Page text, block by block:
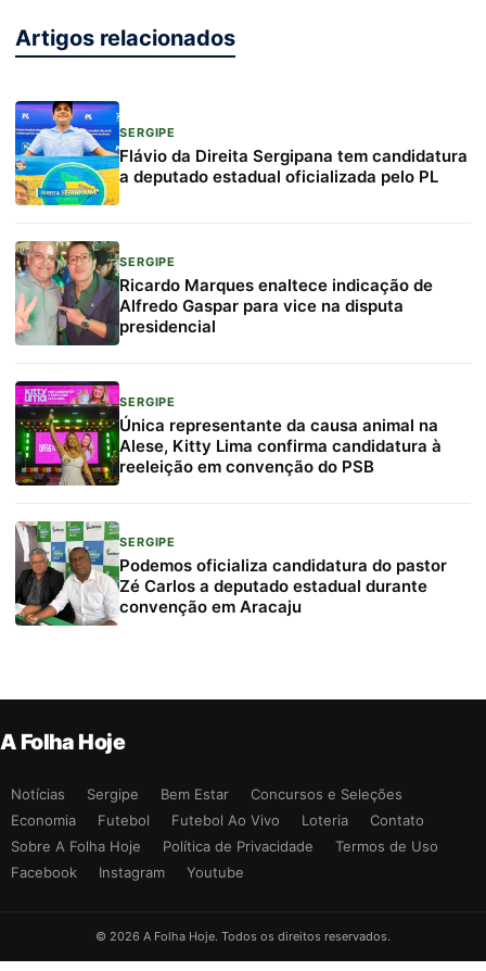
Artigos relacionados
SERGIPE
Flávio da Direita Sergipana tem candidatura
a deputado estadual oficializada pelo PL
SERGIPE
Ricardo Marques enaltece indicação de
Alfredo Gaspar para vice na disputa
presidencial
SERGIPE
Única representante da causa animal na
Alese, Kitty Lima confirma candidatura à
reeleição em convenção do PSB
SERGIPE
Podemos oficializa candidatura do pastor
Zé Carlos a deputado estadual durante
convenção em Aracaju
A Folha Hoje
Notícias Sergipe Bem Estar
Concursos e Seleções
Economia
Futebol Futebol Ao Vivo Loteria
Contato
Sobre A Folha Hoje
Política de Privacidade
Termos de Uso
Facebook
Instagram Youtube
© 2026 A Folha Hoje. Todos os direitos reservados.